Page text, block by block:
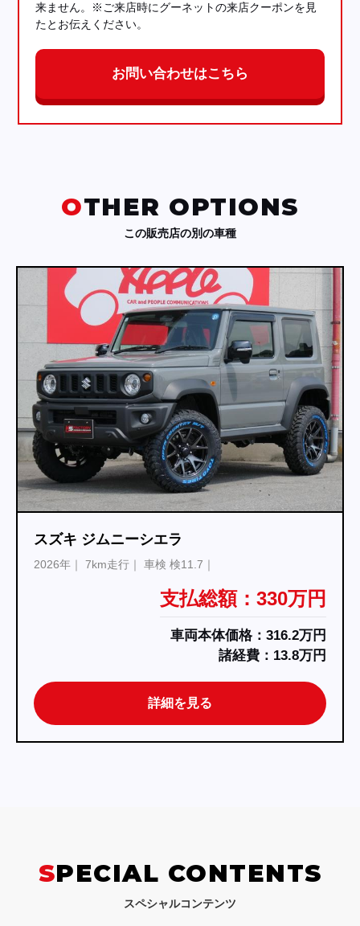
来ません。※ご来店時にグーネットの来店クーポンを見
たとお伝えください。
お問い合わせはこちら
OTHER OPTIONS
この販売店の別の車種
スズキ ジムニーシエラ
2026年 5km走行 車検 検11.7
支払総額：337万円
車両本体価格：323.2万円
諸経費：13.8万円
詳細を見る
SPECIAL CONTENTS
スペシャルコンテンツ